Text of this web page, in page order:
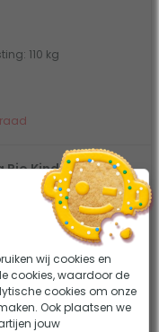
110 kg
Rio Kinderstoel -
90 kg
wij cookies en
cookies, waardoor de
cookies om onze
Ook plaatsen we
jouw